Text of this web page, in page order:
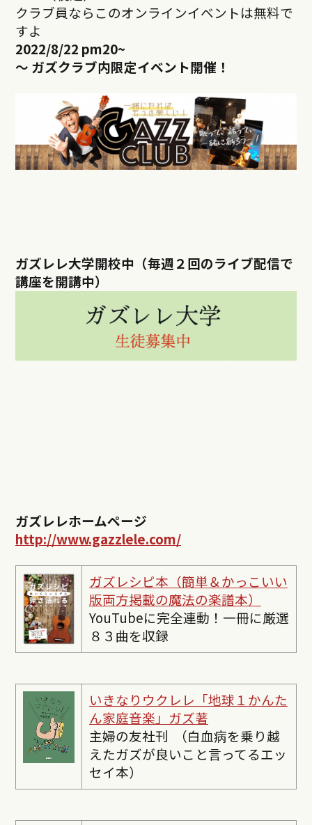
クラブ員ならこのオンラインイベントは無料で
すよ
2022/8/22 pm20~
～ ガズクラブ内限定イベント開催！
ガズレレ大学開校中（毎週２回のライブ配信で
講座を開講中）
ガズレレホームページ
http://www.gazzlele.com/
ガズレシピ本（簡単＆かっこいい
版両方掲載の魔法の楽譜本）
YouTubeに完全連動！一冊に厳選
８３曲を収録
いきなりウクレレ「地球１かんた
ん家庭音楽」ガズ著
主婦の友社刊 （白血病を乗り越
えたガズが良いこと言ってるエッ
セイ本）